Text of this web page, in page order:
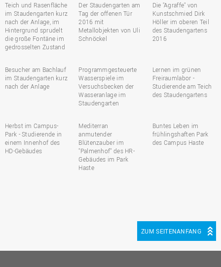
Teich und Rasenfläche
im Staudengarten kurz
nach der Anlage, im
Hintergrund sprudelt
die große Fontäne im
gedrosselten Zustand
Der Staudengarten am
Tag der offenen Tür
2016 mit
Metallobjekten von Uli
Schnöckel
Die "Agraffe" von
Kunstschmied Dirk
Höller im oberen Teil
des Staudengartens
2016
Besucher am Bachlauf
im Staudengarten kurz
nach der Anlage
Programmgesteuerte
Wasserspiele im
Versuchsbecken der
Wasseranlage im
Staudengarten
Lernen im grünen
Freiraumlabor -
Studierende am Teich
des Staudengartens
Herbst im Campus-
Park - Studierende in
einem Innenhof des
HD-Gebäudes
Mediterran
anmutender
Blütenzauber im
"Palmenhof" des HR-
Gebäudes im Park
Haste
Buntes Leben im
frühlingshaften Park
des Campus Haste
ZUM SEITENANFANG